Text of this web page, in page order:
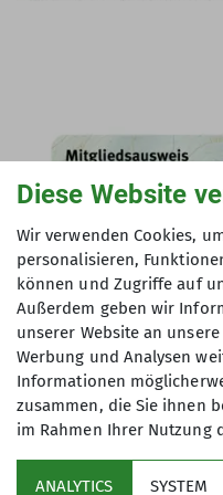
DAV
Diese Website
Wir verwenden Cookies,
personalisieren,
können und Zugriffe auf
Außerdem geben wir
unserer Website an
Werbung und Analysen
Informationen
zusammen, die Sie ihnen
im Rahmen Ihrer Nutzung
ANALYTICS SYSTEM